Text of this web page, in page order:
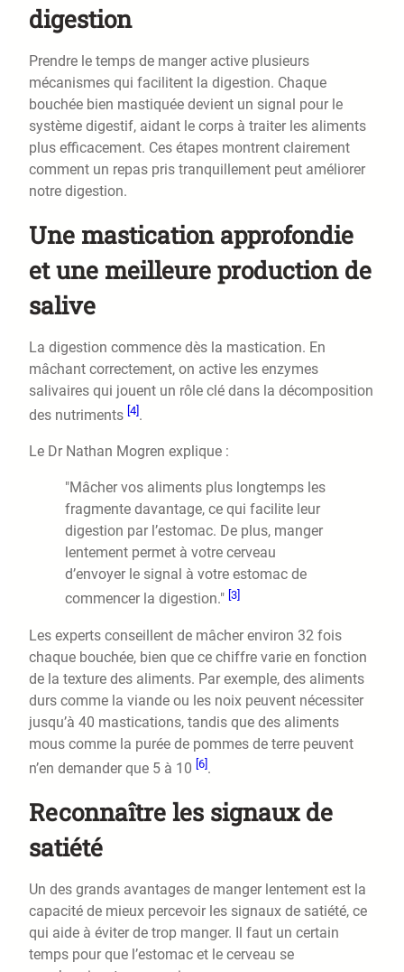
digestion
Prendre le temps de manger active plusieurs
mécanismes qui facilitent la digestion. Chaque
bouchée bien mastiquée devient un signal pour le
système digestif, aidant le corps à traiter les aliments
plus efficacement. Ces étapes montrent clairement
comment un repas pris tranquillement peut améliorer
notre digestion.
Une mastication approfondie
et une meilleure production de
salive
La digestion commence dès la mastication. En
mâchant correctement, on active les enzymes
salivaires qui jouent un rôle clé dans la décomposition
des nutriments [4] .
Le Dr Nathan Mogren explique :
"Mâcher vos aliments plus longtemps les
fragmente davantage, ce qui facilite leur
digestion par l’estomac. De plus, manger
lentement permet à votre cerveau
d’envoyer le signal à votre estomac de
commencer la digestion." [3]
Les experts conseillent de mâcher environ 32 fois
chaque bouchée, bien que ce chiffre varie en fonction
de la texture des aliments. Par exemple, des aliments
durs comme la viande ou les noix peuvent nécessiter
jusqu’à 40 mastications, tandis que des aliments
mous comme la purée de pommes de terre peuvent
n’en demander que 5 à 10 [6].
Reconnaître les signaux de
satiété
Un des grands avantages de manger lentement est la
capacité de mieux percevoir les signaux de satiété, ce
qui aide à éviter de trop manger. Il faut un certain
temps pour que l’estomac et le cerveau se